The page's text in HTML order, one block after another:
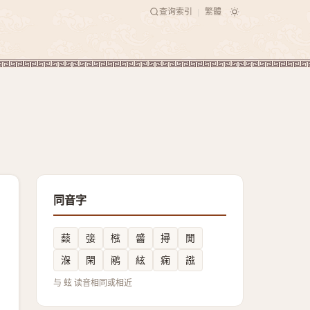
查询索引 繁體
同音字
䕭 㢺 㭹 䶠 撏
閒
湺
閑 鹇 絃 痫 誸
与 蚿 读音相同或相近